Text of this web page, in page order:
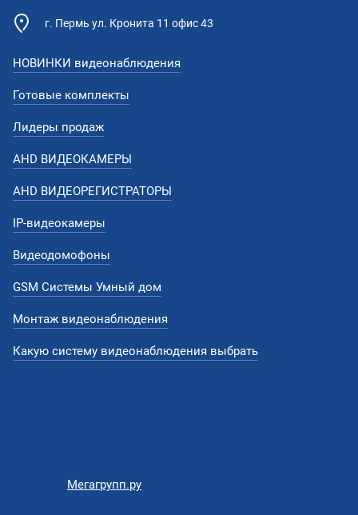
г. Пермь ул. Кронита 11 офис 43
НОВИНКИ видеонаблюдения
Готовые комплекты
Лидеры продаж
AHD ВИДЕОКАМЕРЫ
AHD ВИДЕОРЕГИСТРАТОРЫ
IP-видеокамеры
Видеодомофоны
GSM Системы Умный дом
Монтаж видеонаблюдения
Какую систему видеонаблюдения выбрать
Мегагрупп.ру